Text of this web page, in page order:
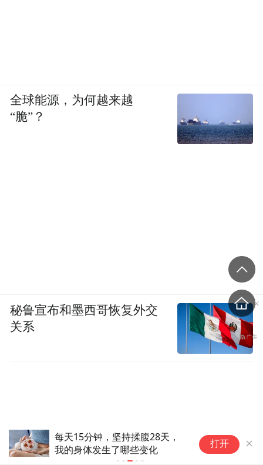
每天15分钟，坚持揉腹28天，
我的身体发生了哪些变化
子
打开
全球能源，为何越来越
“脆”？
秘鲁宣布和墨西哥恢复外交
关系